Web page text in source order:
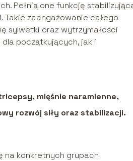
Pełnią one funkcję
Takie zaangażowanie całego
sylwetki oraz wytrzymałości
początkujących, jak i
mięśnie naramienne,
rozwój siły oraz stabilizacji.
na konkretnych grupach